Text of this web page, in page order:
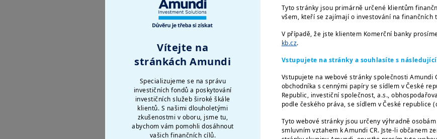
Vítejte na
stránkách Amundi
Specializujeme se na správu
investičních fondů a poskytování
investičních služeb široké škále
klientů. S našimi dlouholetými
zkušenostmi v oboru, jsme tu,
abychom vám pomohli dosáhnout
vašich finančních cílů.
Tyto stránky jsou primárně určené klientům
všem, kteří se zajímají o investování na finančních
V případě, že jste klientem Komerční banky
kb.cz.
Vstupujete na stránky a souhlasíte s
Vstupujete na webové stránky společnosti Amundi
obchodníka s cennými papíry se sídlem v České
Republic, investiční společnost, a.s.,
podle českého práva, se sídlem v České republice
Tyto webové stránky jsou určeny výhradně
smluvním vztahem k Amundi CR. Jste-li občanem
AMUNDI STOXX EUROPE DEFENSE: Změna údajů (TRS a Security
AF Global Equity CZK - 1.6.2026 - DISCLAIMER
Zobrazit více